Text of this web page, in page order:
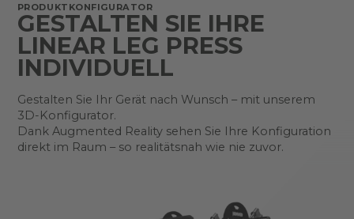
PRODUKTKONFIGURATOR
GESTALTEN SIE IHRE
LINEAR LEG PRESS
INDIVIDUELL
Gestalten Sie Ihr Gerät nach Wunsch – mit unserem
3D-Konfigurator.
Dank Augmented Reality sehen Sie Ihre Konfiguration
direkt im Raum – so realitätsnah wie nie zuvor.